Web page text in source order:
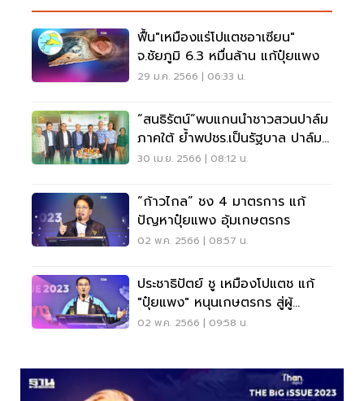
ฟื้น"เหมืองแร่โปแตชอาเซียน"
จ.ชัยภูมิ 6.3 หมื่นล้าน แก้ปุ๋ยแพง
29 ม.ค. 2566 | 06:33 น.
“สนธิรัตน์”พบแกนนำชาวสวนปาล์ม
ภาคใต้ ย้ำพปชร.เป็นรัฐบาล ปาล์ม
กก.ละ 6 บาท
30 เม.ย. 2566 | 08:12 น.
“ก้าวไกล” ชง 4 มาตรการ แก้
ปัญหาปุ๋ยแพง อุ้มเกษตรกร
02 พ.ค. 2566 | 08:57 น.
ประชาธิปัตย์ ชู เหมืองโปแตช แก้
"ปุ๋ยแพง" หนุนเกษตรกร สู่ผู้
ประกอบการ
02 พ.ค. 2566 | 09:58 น.